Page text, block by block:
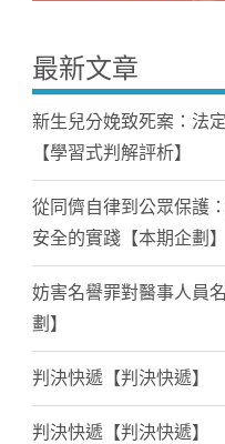
最新文章
新生兒分娩致死案：法
【學習式判解評析】
從同儕自律到公眾保護
安全的實踐【本期企劃】
妨害名譽罪對醫事人員
劃】
判決快遞【判決快遞】
判決快遞【判決快遞】